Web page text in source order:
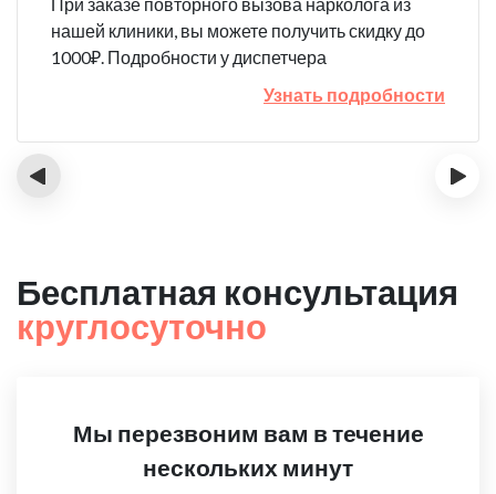
нашей клиники, вы можете получить скидку до
1000₽. Подробности у диспетчера
Узнать подробности
‹ ›
Бесплатная консультация
круглосуточно
Мы перезвоним вам в течение
нескольких минут